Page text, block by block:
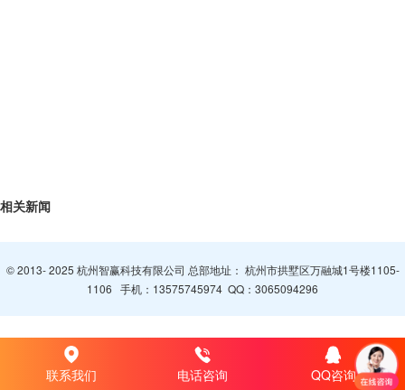
相关新闻
© 2013- 2025 杭州智赢科技有限公司 总部地址： 杭州市拱墅区万融城1号楼1105-
1106 手机： 13575745974 QQ： 3065094296
联系我们 电话咨询 QQ咨询